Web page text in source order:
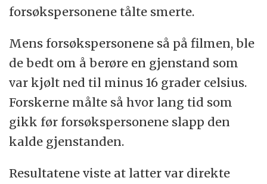
forsøkspersonene tålte smerte.
Mens forsøkspersonene så på filmen, ble
de bedt om å berøre en gjenstand som
var kjølt ned til minus 16 grader celsius.
Forskerne målte så hvor lang tid som
gikk før forsøkspersonene slapp den
kalde gjenstanden.
Resultatene viste at latter var direkte